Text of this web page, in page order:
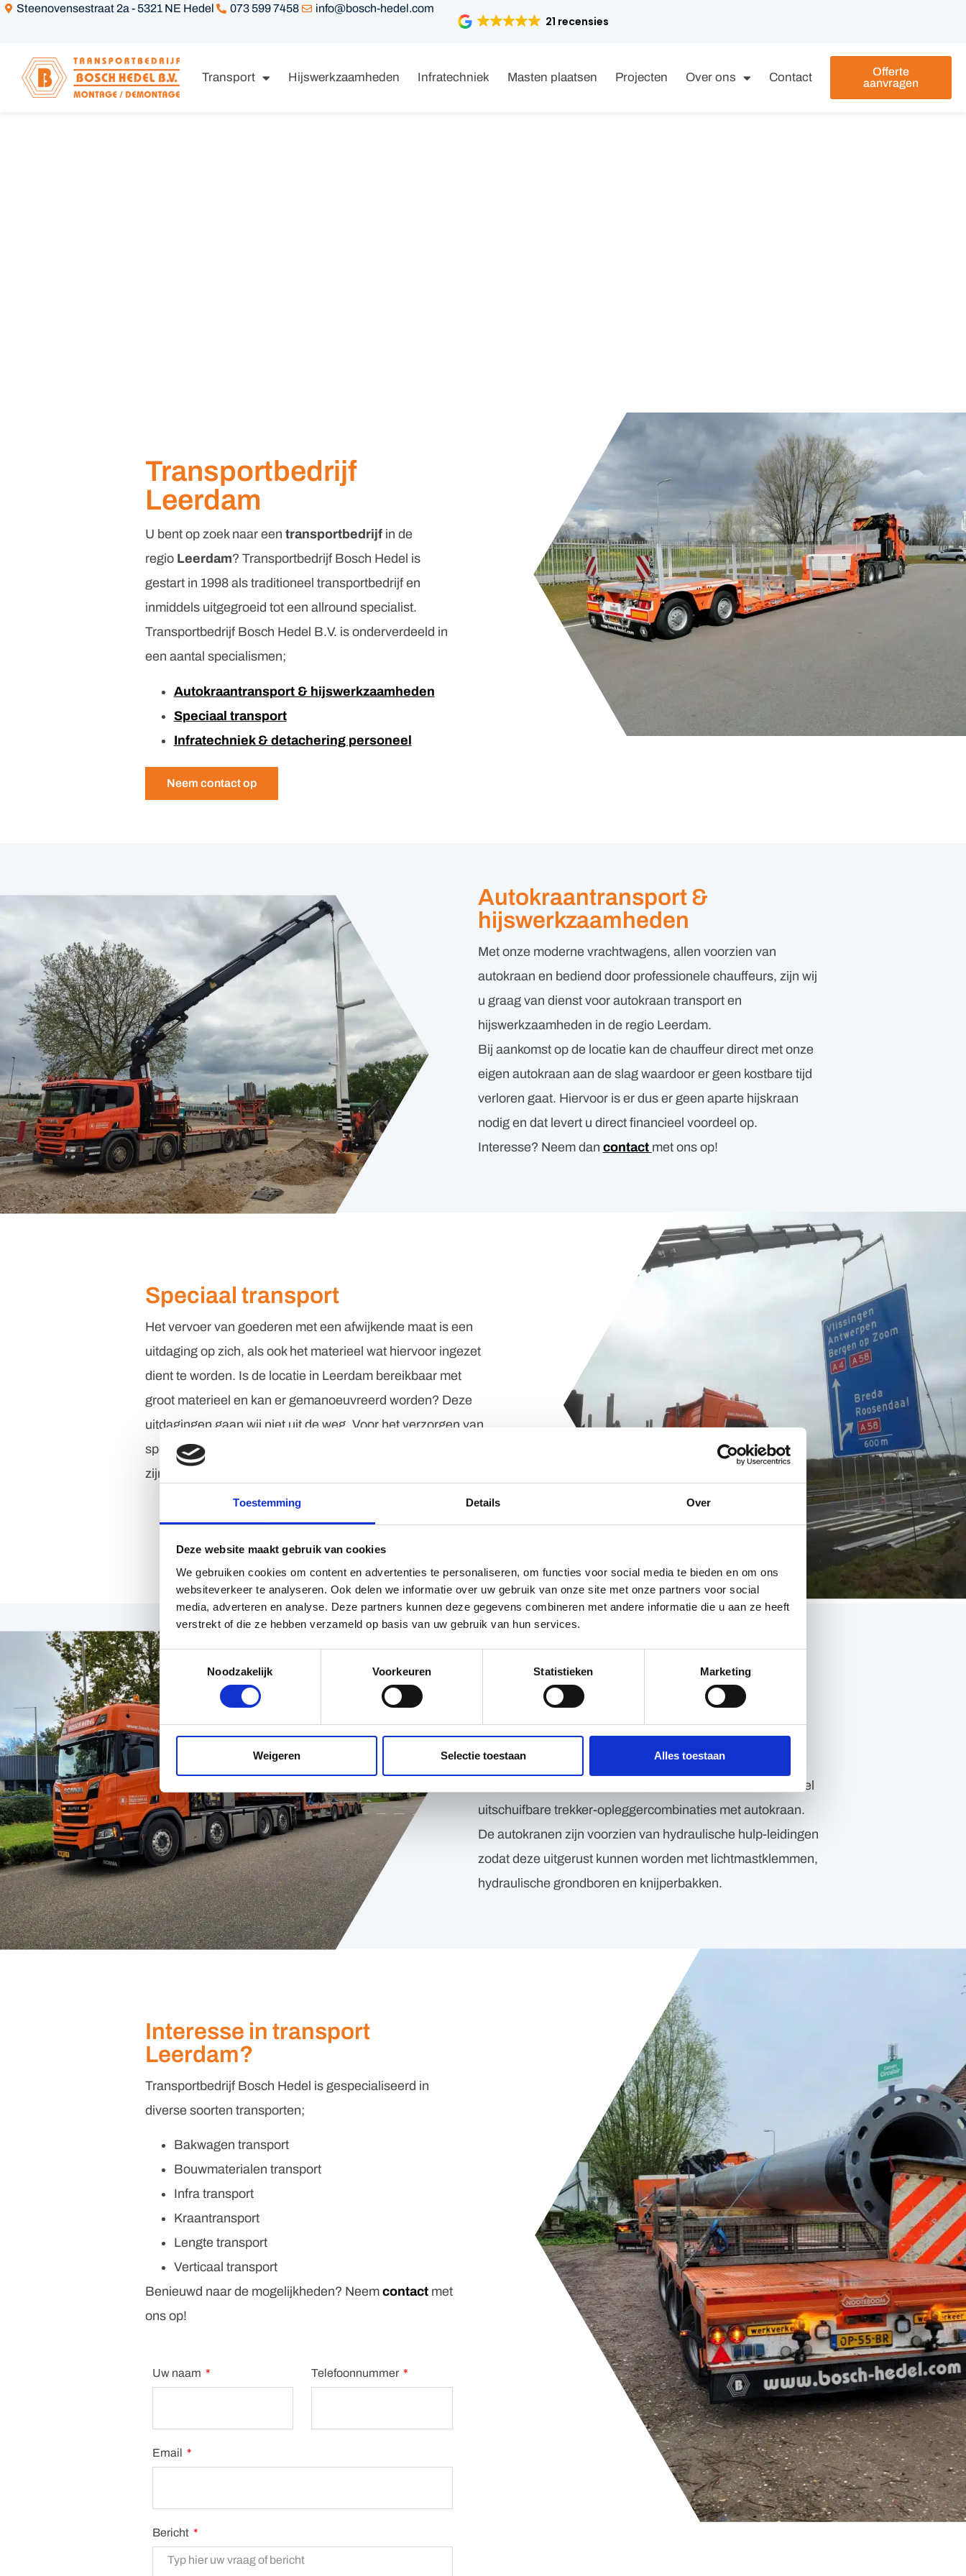
Toestemming Details Over
Deze website maakt gebruik van cookies
We gebruiken cookies om content en advertenties te personaliseren, om functies voor social media te bieden en om ons
websiteverkeer te analyseren. Ook delen we informatie over uw gebruik van onze site met onze partners voor social
media, adverteren en analyse. Deze partners kunnen deze gegevens combineren met andere informatie die u aan ze heeft
verstrekt of die ze hebben verzameld op basis van uw gebruik van hun services.
Toestemmingsselectie
Noodzakelijk
Voorkeuren Statistieken Marketing
Weigeren Selectie toestaan Alles toestaan
Steenovensestraat 2a - 5321 NE Hedel 073 599 7458 info@bosch-hedel.com
21 recensies
Transport Hijswerkzaamheden Infratechniek Masten plaatsen Projecten Over ons Contact
Offerte
aanvragen
Transportbedrijf
Leerdam
U bent op zoek naar een transportbedrijf in de
regio Leerdam? Transportbedrijf Bosch Hedel is
gestart in 1998 als traditioneel transportbedrijf en
inmiddels uitgegroeid tot een allround specialist.
Transportbedrijf Bosch Hedel B.V. is onderverdeeld in
een aantal specialismen;
Autokraantransport & hijswerkzaamheden
Speciaal transport
Infratechniek & detachering personeel
Neem contact op
Autokraantransport &
hijswerkzaamheden
Met onze moderne vrachtwagens, allen voorzien van
autokraan en bediend door professionele chauffeurs, zijn wij
u graag van dienst voor autokraan transport en
hijswerkzaamheden in de regio Leerdam.
Bij aankomst op de locatie kan de chauffeur direct met onze
eigen autokraan aan de slag waardoor er geen kostbare tijd
verloren gaat. Hiervoor is er dus er geen aparte hijskraan
nodig en dat levert u direct financieel voordeel op.
Interesse? Neem dan contact met ons op!
Speciaal transport
Het vervoer van goederen met een afwijkende maat is een
uitdaging op zich, als ook het materieel wat hiervoor ingezet
dient te worden. Is de locatie in Leerdam bereikbaar met
groot materieel en kan er gemanoeuvreerd worden? Deze
uitdagingen gaan wij niet uit de weg. Voor het verzorgen van
speciaal transport moet u bij Transportbedrijf Bosch Hedel
zijn!
Infratechniek & detachering
personeel
De grote diversiteit aan materieel en hulpstukken, in
combinatie met ervaren en professionele medewerkers, is
de basis om uw infraproject tot een succes te maken. Ons
wagenpark bestaat uit bakwagens met autokraan en dubbel
uitschuifbare trekker-opleggercombinaties met autokraan.
De autokranen zijn voorzien van hydraulische hulp-leidingen
zodat deze uitgerust kunnen worden met lichtmastklemmen,
hydraulische grondboren en knijperbakken.
Interesse in transport
Leerdam?
Transportbedrijf Bosch Hedel is gespecialiseerd in
diverse soorten transporten;
Bakwagen transport
Bouwmaterialen transport
Infra transport
Kraantransport
Lengte transport
Verticaal transport
Benieuwd naar de mogelijkheden? Neem contact met
ons op!
Uw naam Telefoonnummer
Email
Bericht